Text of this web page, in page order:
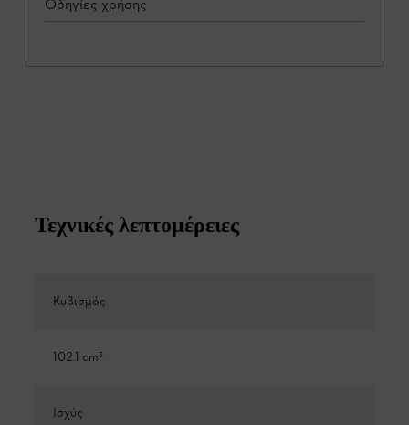
Οδηγίες χρήσης
Τεχνικές λεπτομέρειες
Κυβισμός
102.1 cm³
Ισχύς